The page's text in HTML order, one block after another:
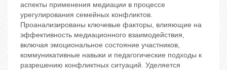
аспекты применения медиации в процессе
урегулирования семейных конфликтов.
Проанализированы ключевые факторы, влияющие на
эффективность медиационного взаимодействия,
включая эмоциональное состояние участников,
коммуникативные навыки и педагогические подходы к
разрешению конфликтных ситуаций. Уделяется